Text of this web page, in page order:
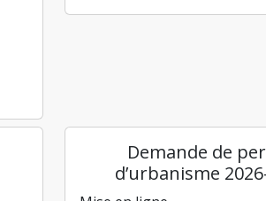
Demande de
d’urbanisme